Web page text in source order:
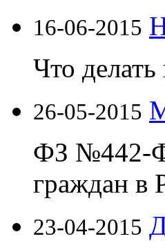
16-06-2015
Что
26-05-2015
ФЗ №442-
граждан в
23-04-2015